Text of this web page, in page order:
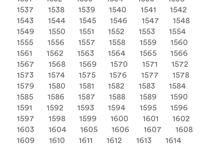
1537
1538 1539 1540 1541
1542
1543
1544 1545 1546 1547
1548
1549
1550 1551 1552 1553
1554
1555
1556 1557 1558 1559
1560
1561
1562 1563 1564 1565
1566
1567
1568 1569 1570 1571
1572
1573
1574 1575 1576 1577
1578
1579
1580 1581 1582 1583
1584
1585
1586 1587 1588 1589
1590
1591
1592 1593 1594 1595
1596
1597
1598 1599 1600 1601
1602
1603
1604 1605 1606 1607
1608
1609
1610 1611 1612 1613
1614